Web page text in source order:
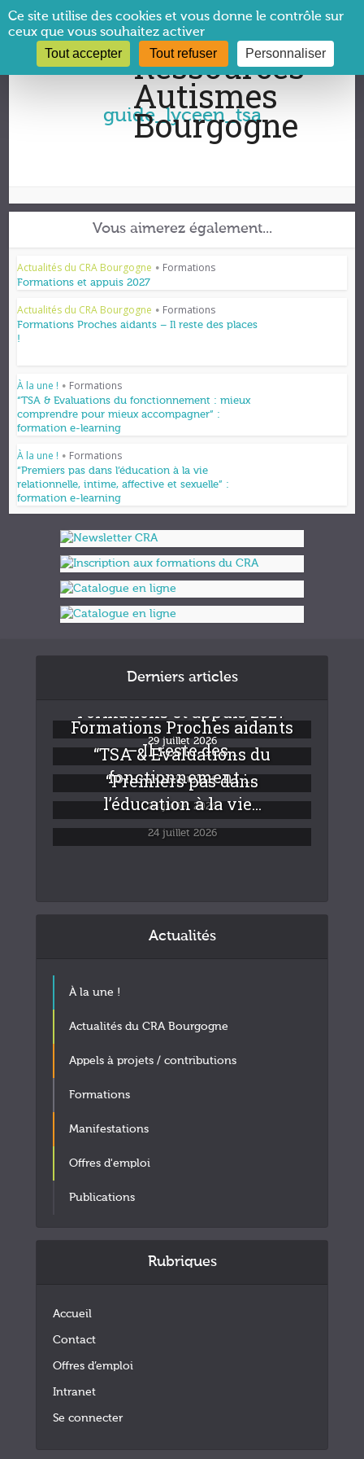
Vous êtes ici :CRA Bourgogne→guide_lyceen_tsa
guide_lyceen_tsa
Vous aimerez également...
Actualités du CRA Bourgogne • Formations
Formations et appuis 2027
Actualités du CRA Bourgogne • Formations
Formations Proches aidants – Il reste des places
!
À la une ! • Formations
“TSA & Evaluations du fonctionnement : mieux
comprendre pour mieux accompagner” :
formation e-learning
À la une ! • Formations
“Premiers pas dans l’éducation à la vie
relationnelle, intime, affective et sexuelle” :
formation e-learning
Derniers articles
Formations et appuis 2027
29 juillet 2026
Formations Proches aidants
– Il reste des...
24 juillet 2026
“TSA & Evaluations du
fonctionnement :...
24 juillet 2026
“Premiers pas dans
l’éducation à la vie...
24 juillet 2026
22 juillet 2026
Actualités
À la une !
Actualités du CRA Bourgogne
Appels à projets / contributions
Formations
Manifestations
Offres d'emploi
Publications
Rubriques
Accueil
Contact
Offres d’emploi
Intranet
Se connecter
Panneau de gestion des cookies
Ce site utilise des cookies et vous donne le contrôle sur
ceux que vous souhaitez activer
Tout accepter Tout refuser Personnaliser